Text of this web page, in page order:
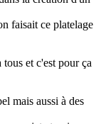
faisait ce platelage
et c'est pour ça
mais aussi à des